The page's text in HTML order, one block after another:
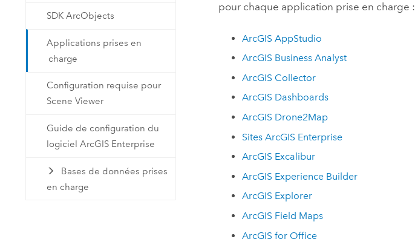
SDK ArcObjects
Applications prises en
charge
Configuration requise pour
Scene Viewer
Guide de configuration du
logiciel ArcGIS Enterprise
Bases de données prises
en charge
pour chaque application prise en charge :
ArcGIS AppStudio
ArcGIS Business Analyst
ArcGIS Collector
ArcGIS Dashboards
ArcGIS Drone2Map
Sites ArcGIS Enterprise
ArcGIS Excalibur
ArcGIS Experience Builder
ArcGIS Explorer
ArcGIS Field Maps
ArcGIS for Office